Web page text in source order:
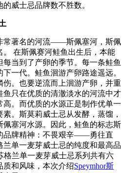
威士忌品牌数不胜数。
常著名的河流——斯佩塞河，斯佩
在斯佩赛河鲑鱼出生后，本能
当到了产卵的季节。每一条鲑鱼
一代。鲑鱼洄游产卵路途遥远。
。也要逆流而上洄游产卵，并重
鱼只在优质的清澈淡水的河流中才
。而优质的水源正是制作优单一
。斯莫莉威士忌从发酵，蒸馏，
塞河水源。因此，鲑鱼的标志斯
品牌精神：不畏艰辛——勇往直
单一麦芽威士忌的纯度和最高品
格兰单一麦芽威士忌系列共有六
质和风味，本次介绍Speymhor斯